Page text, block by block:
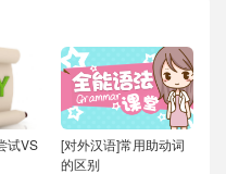
试VS
[对外汉语]常用助动词
的区别